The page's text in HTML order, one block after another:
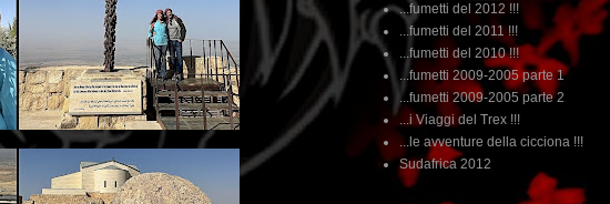
...fumetti del 2012 !!!
...fumetti del 2011 !!!
...fumetti del 2010 !!!
...fumetti 2009-2005 parte 1
...fumetti 2009-2005 parte 2
...i Viaggi del Trex !!!
...le avventure della cicciona !!!
Sudafrica 2012